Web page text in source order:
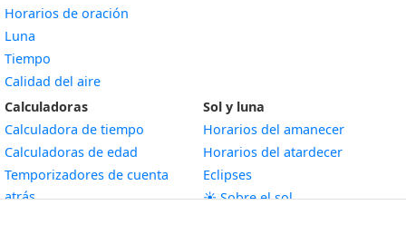
Horarios de oración
Luna
Tiempo
Calidad del aire
Calculadoras
Calculadora de tiempo
Calculadoras de edad
Temporizadores de cuenta
atrás
Sol y luna
Horarios del amanecer
Horarios del atardecer
Eclipses
☀️ Sobre el sol